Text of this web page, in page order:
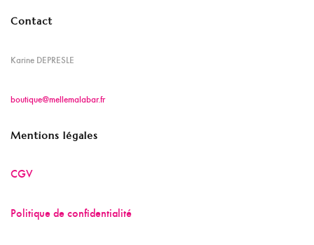
Contact
Karine DEPRESLE
boutique@mellemalabar.fr
Mentions légales
CGV
Politique de confidentialité